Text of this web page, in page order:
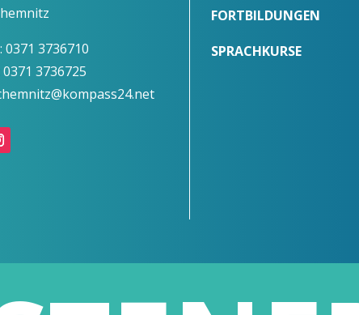
0371 3736710
3736725
FORTBILDUNGEN
SPRACHKURSE